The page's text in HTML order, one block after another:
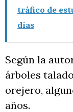
tráfico de
días
Según la
árboles
orejero,
años.